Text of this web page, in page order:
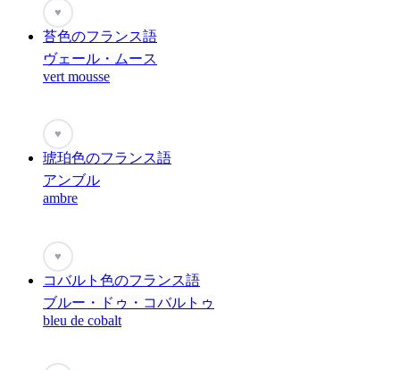
♥
苔色のフランス語
ヴェール・ムース
vert mousse
♥
琥珀色のフランス語
アンブル
ambre
♥
コバルト色のフランス語
ブルー・ドゥ・コバルトゥ
bleu de cobalt